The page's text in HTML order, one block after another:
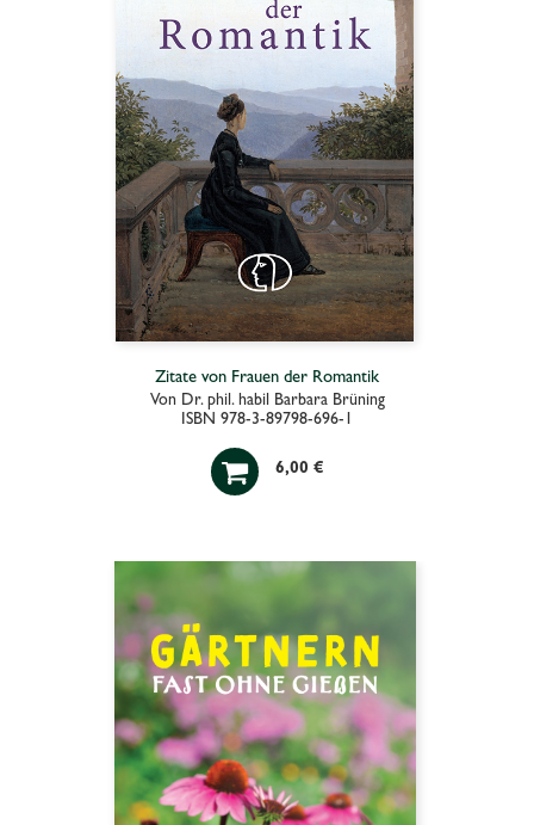
Zitate von Frauen der Romantik
Von Dr. phil. habil Barbara Brüning
ISBN 978-3-89798-696-1
 6,00 €